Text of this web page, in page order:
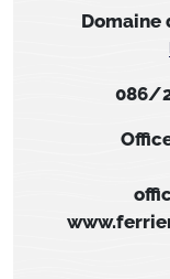
Domaine
086/